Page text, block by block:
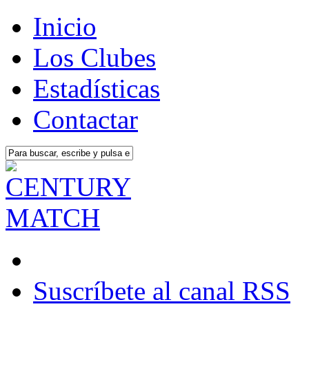
Inicio
Los Clubes
Estadísticas
Contactar
Suscríbete al canal RSS